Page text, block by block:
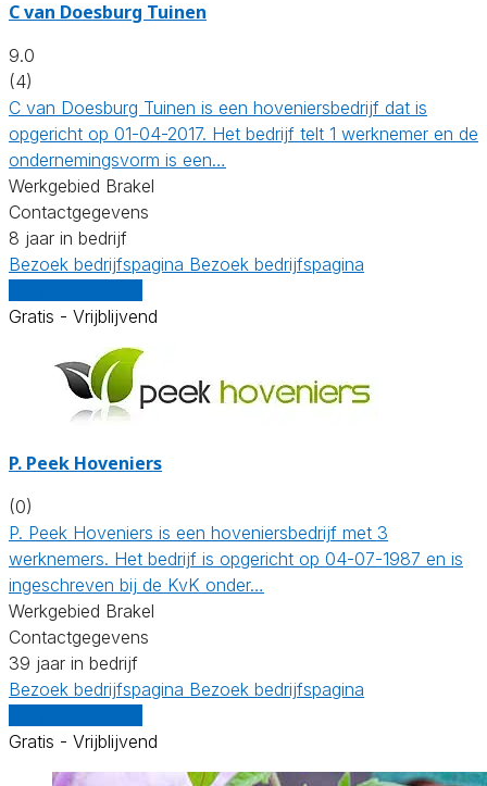
C van Doesburg Tuinen
9.0
(4)
C van Doesburg Tuinen is een hoveniersbedrijf dat is
opgericht op 01-04-2017. Het bedrijf telt 1 werknemer en de
ondernemingsvorm is een…
Werkgebied Brakel
Contactgegevens
8 jaar in bedrijf
Bezoek bedrijfspagina Bezoek bedrijfspagina
Gratis - Vrijblijvend
P. Peek Hoveniers
(0)
P. Peek Hoveniers is een hoveniersbedrijf met 3
werknemers. Het bedrijf is opgericht op 04-07-1987 en is
ingeschreven bij de KvK onder…
Werkgebied Brakel
Contactgegevens
39 jaar in bedrijf
Bezoek bedrijfspagina Bezoek bedrijfspagina
Gratis - Vrijblijvend